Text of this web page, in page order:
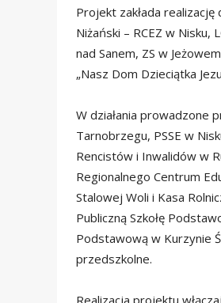
Projekt zakłada
Niżański – RCEZ w Nisku,
nad Sanem, ZS w
„Nasz Dom Dzieciątka
W działania prowadzone
Tarnobrzegu, PSSE w
Rencistów i Inwalidów w
Regionalnego Centrum
Stalowej Woli i Kasa
Publiczną Szkołę
Podstawową w Kurzynie
przedszkolne.